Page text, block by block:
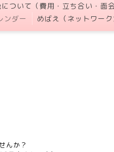
ついて（費用・立ち合い・面会
ンダー めばえ（ネットワー
んか？